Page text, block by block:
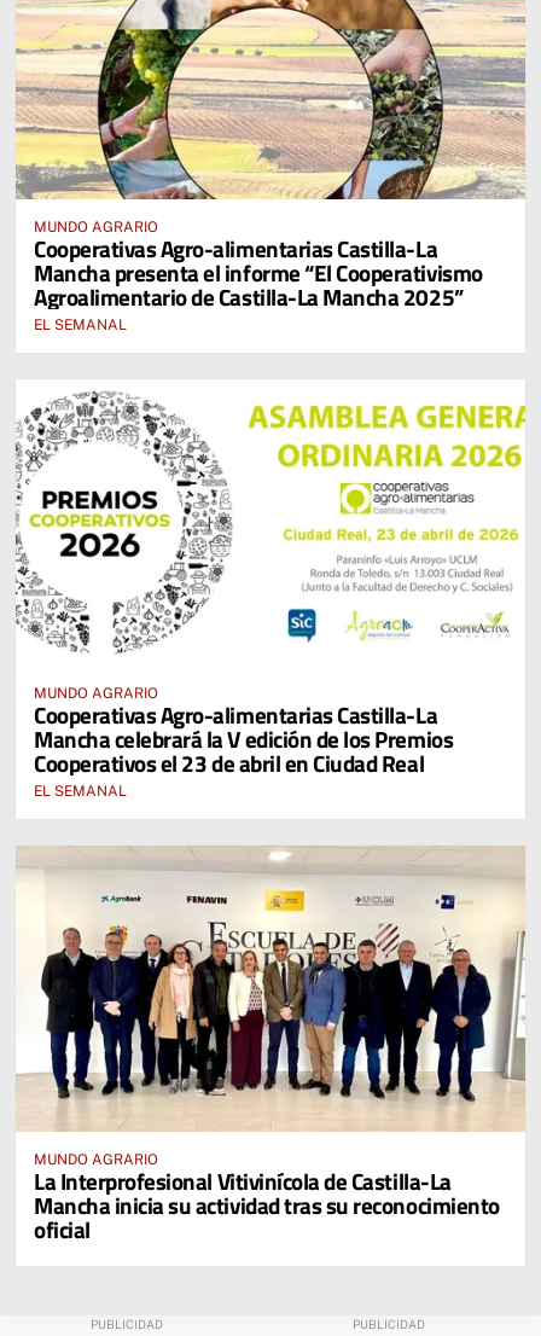
MUNDO AGRARIO
Cooperativas Agro-alimentarias Castilla-La
Mancha presenta el informe “El Cooperativismo
Agroalimentario de Castilla-La Mancha 2025”
EL SEMANAL
MUNDO AGRARIO
Cooperativas Agro-alimentarias Castilla-La
Mancha celebrará la V edición de los Premios
Cooperativos el 23 de abril en Ciudad Real
EL SEMANAL
MUNDO AGRARIO
La Interprofesional Vitivinícola de Castilla-La
Mancha inicia su actividad tras su reconocimiento
oficial